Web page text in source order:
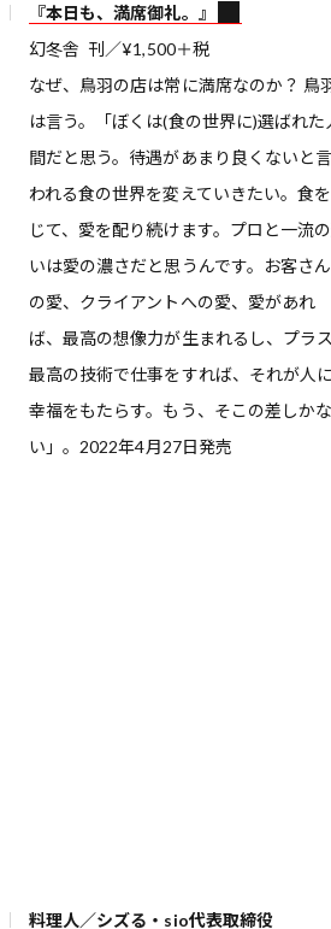
『本日も、満席御礼。』
幻冬舎 刊／¥1,500＋税
なぜ、鳥羽の店は常に満席なのか？ 鳥
は言う。「ぼくは(食の世界に)選ばれた
間だと思う。待遇があまり良くないと言
われる食の世界を変えていきたい。食
じて、愛を配り続けます。プロと一流
いは愛の濃さだと思うんです。お客さ
の愛、クライアントへの愛、愛があれ
ば、最高の想像力が生まれるし、プラス
最高の技術で仕事をすれば、それが人に
幸福をもたらす。もう、そこの差しかな
い」。2022年4⽉27⽇発売
料理人／シズる・sio代表取締役